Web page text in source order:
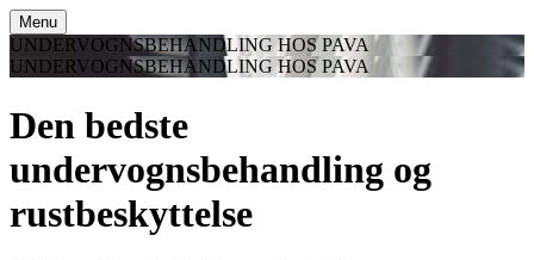
Menu
UNDERVOGNSBEHANDLING HOS PAVA
UNDERVOGNSBEHANDLING HOS PAVA
Den bedste
undervognsbehandling og
rustbeskyttelse